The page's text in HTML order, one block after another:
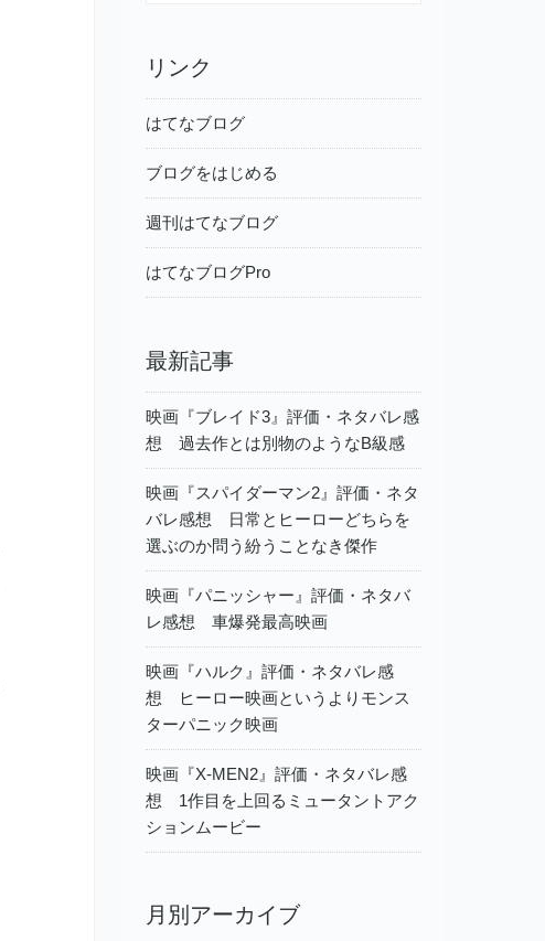
リンク
はてなブログ
ブログをはじめる
週刊はてなブログ
はてなブログPro
最新記事
映画『ブレイド3』評価・ネタバレ感
想 過去作とは別物のようなB級感
映画『スパイダーマン2』評価・ネタ
バレ感想 日常とヒーローどちらを
選ぶのか問う紛うことなき傑作
映画『パニッシャー』評価・ネタバ
レ感想 車爆発最高映画
映画『ハルク』評価・ネタバレ感
想 ヒーロー映画というよりモンス
ターパニック映画
映画『X-MEN2』評価・ネタバレ感
想 1作目を上回るミュータントアク
ションムービー
月別アーカイブ